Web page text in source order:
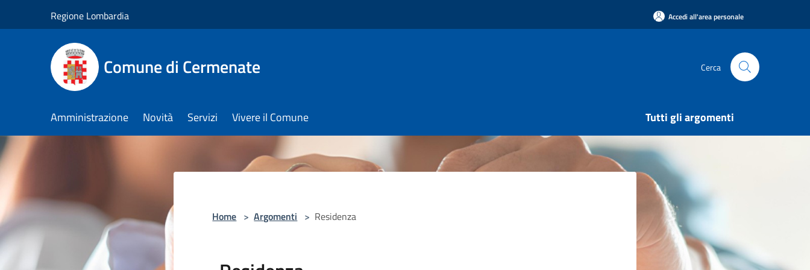
Regione Lombardia Accedi all'area personale
Comune di Cermenate Cerca
Amministrazione Novità Servizi Vivere il Comune Tutti gli argomenti
Home > Argomenti > Residenza